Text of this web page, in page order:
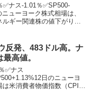
✅ナス-1.01％✅SP500-
ューヨーク株式相場は、
ギー関連株の値下がりが
9億3561万株。オラ...
反発、483ドル高。ナ
高値。
✅ナス
日のニューヨ
は米消費者物価指数（CPI）